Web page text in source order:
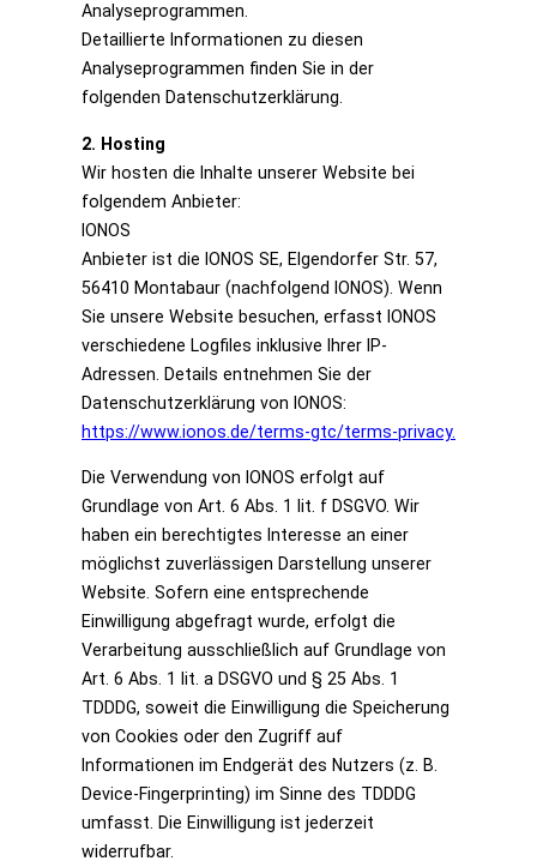
Analyseprogrammen.
Detaillierte Informationen zu diesen
Analyseprogrammen finden Sie in der
folgenden Datenschutzerklärung.
2. Hosting
Wir hosten die Inhalte unserer Website bei
folgendem Anbieter:
IONOS
Anbieter ist die IONOS SE, Elgendorfer Str. 57,
56410 Montabaur (nachfolgend IONOS). Wenn
Sie unsere Website besuchen, erfasst IONOS
verschiedene Logfiles inklusive Ihrer IP-
Adressen. Details entnehmen Sie der
Datenschutzerklärung von IONOS:
https://www.ionos.de/terms-gtc/terms-privacy.
Die Verwendung von IONOS erfolgt auf
Grundlage von Art. 6 Abs. 1 lit. f DSGVO. Wir
haben ein berechtigtes Interesse an einer
möglichst zuverlässigen Darstellung unserer
Website. Sofern eine entsprechende
Einwilligung abgefragt wurde, erfolgt die
Verarbeitung ausschließlich auf Grundlage von
Art. 6 Abs. 1 lit. a DSGVO und § 25 Abs. 1
TDDDG, soweit die Einwilligung die Speicherung
von Cookies oder den Zugriff auf
Informationen im Endgerät des Nutzers (z. B.
Device-Fingerprinting) im Sinne des TDDDG
umfasst. Die Einwilligung ist jederzeit
widerrufbar.